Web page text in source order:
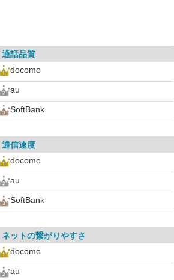
通話品質
docomo
au
SoftBank
通信速度
docomo
au
SoftBank
ネットの繋がりやすさ
docomo
au